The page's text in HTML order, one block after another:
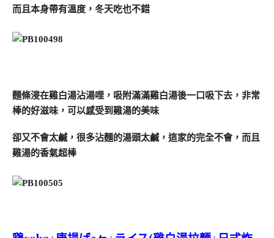
而且本身帶有溫度，冬天吃也不錯
麵條浸在雞白湯沾湯哩，吸附滿滿雞白湯後一口吸下去，非常
棒的好滋味，可以感受到雞湯的美味
卻又不會太鹹，很多沾麵的湯頭太鹹，這家的完全不會，而且
雞湯的香氣超棒